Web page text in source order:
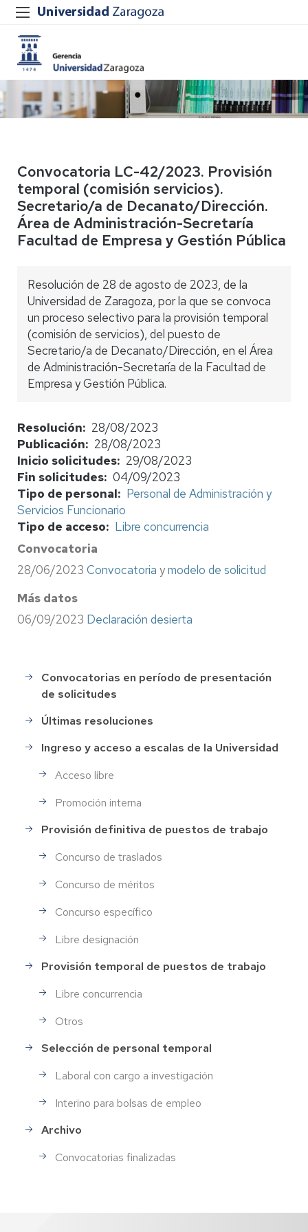
Convocatoria LC-42/2023. Provisión
temporal (comisión servicios).
Secretario/a de Decanato/Dirección.
Área de Administración-Secretaría
Facultad de Empresa y Gestión Pública
Resolución de 28 de agosto de 2023, de la
Universidad de Zaragoza, por la que se convoca
un proceso selectivo para la provisión temporal
(comisión de servicios), del puesto de
Secretario/a de Decanato/Dirección, en el Área
de Administración-Secretaría de la Facultad de
Empresa y Gestión Pública.
Resolución
28/08/2023
Publicación
28/08/2023
Inicio solicitudes
29/08/2023
Fin solicitudes 04/09/2023
Tipo de personal
Personal de Administración y
Servicios Funcionario
Tipo de acceso
Libre concurrencia
Convocatoria
28/06/2023 Convocatoria ymodelo de solicitud
Más datos
06/09/2023 Declaración desierta
Selección
de
Personal
Convocatorias en período de presentación
de solicitudes
Últimas resoluciones
Ingreso y acceso a escalas de la Universidad
Acceso libre
Promoción interna
Provisión definitiva de puestos de trabajo
Concurso de traslados
Concurso de méritos
Concurso específico
Libre designación
Provisión temporal de puestos de trabajo
Libre concurrencia
Otros
Selección de personal temporal
Laboral con cargo a investigación
Interino para bolsas de empleo
Archivo
Convocatorias finalizadas